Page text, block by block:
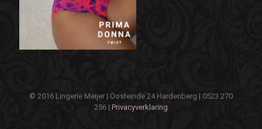
© 2016 Lingerie Meijer | Oosteinde 24 Hardenberg | 0523 270
256 | Privacyverklaring